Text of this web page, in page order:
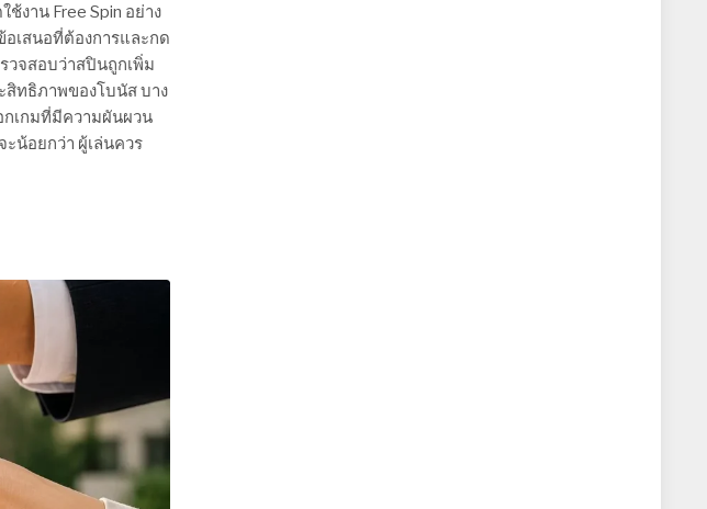
งาน Free Spin อย่าง
เสนอที่ต้องการและกด
วจสอบว่าสปินถูกเพิ่ม
สิทธิภาพของโบนัส บาง
กเกมที่มีความผันผวน
น้อยกว่า ผู้เล่นควร